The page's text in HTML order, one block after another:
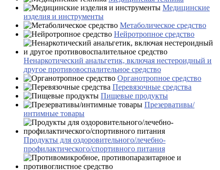
Медицинские
изделия и инструменты
Метаболическое средство
Нейротропное средство
Ненаркотический анальгетик, включая нестероидный и
другое противовоспалительное средство
Органотропное средство
Перевязочные средства
Пищевые продукты
Презервативы/
интимные товары
Продукты для оздоровительного/лечебно-
профилактического/спортивного питания